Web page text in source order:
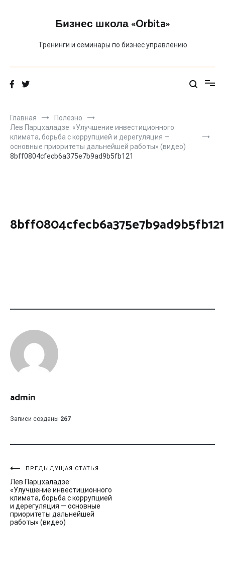
Бизнес школа «Orbita»
Тренинги и семинары по бизнес управлению
Главная
Полезно
Лев Парцхаладзе: «Улучшение инвестиционного
климата, борьба с коррупцией и дерегуляция —
основные приоритеты дальнейшей работы» (видео)
8bff0804cfecb6a375e7b9ad9b5fb121
8bff0804cfecb6a375e7b9ad9b5fb121
admin
Записи созданы 267
Навигация
по
записям
ПРЕДЫДУЩАЯ СТАТЬЯ
Лев Парцхаладзе:
«Улучшение инвестиционного
климата, борьба с коррупцией
и дерегуляция — основные
приоритеты дальнейшей
работы» (видео)